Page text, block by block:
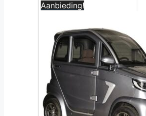
Aanbieding!